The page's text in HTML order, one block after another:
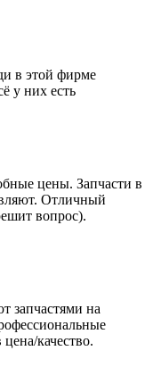
в этой фирме
у них есть
цены. Запчасти в
Отличный
вопрос).
запчастями на
качество.